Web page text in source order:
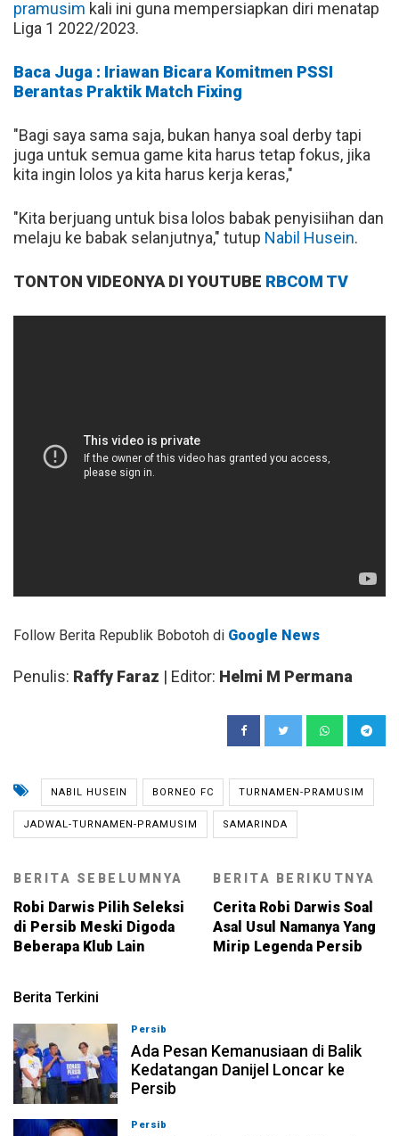
pramusim kali ini guna mempersiapkan diri menatap
Liga 1 2022/2023.
Baca Juga : Iriawan Bicara Komitmen PSSI
Berantas Praktik Match Fixing
"Bagi saya sama saja, bukan hanya soal derby tapi
juga untuk semua game kita harus tetap fokus, jika
kita ingin lolos ya kita harus kerja keras,"
"Kita berjuang untuk bisa lolos babak penyisiihan dan
melaju ke babak selanjutnya," tutup Nabil Husein.
TONTON VIDEONYA DI YOUTUBE RBCOM TV
Follow Berita Republik Bobotoh di Google News
Penulis: Raffy Faraz | Editor: Helmi M Permana
NABIL HUSEIN BORNEO FC TURNAMEN-PRAMUSIM
JADWAL-TURNAMEN-PRAMUSIM SAMARINDA
BERITA SEBELUMNYA
Robi Darwis Pilih Seleksi
di Persib Meski Digoda
Beberapa Klub Lain
BERITA BERIKUTNYA
Cerita Robi Darwis Soal
Asal Usul Namanya Yang
Mirip Legenda Persib
Berita Terkini
Persib
Ada Pesan Kemanusiaan di Balik
Kedatangan Danijel Loncar ke
Persib
Persib